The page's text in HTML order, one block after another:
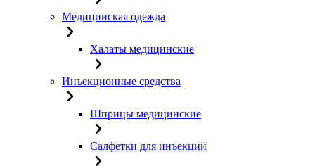
Медицинская одежда
Халаты медицинские
Инъекционные средства
Шприцы медицинские
Салфетки для инъекций